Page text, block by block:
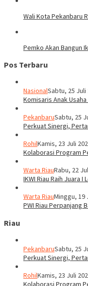
Wali Kota Pekanbaru
Pemko Akan Bangun
Pos Terbaru
NasionalSabtu, 25 Juli
Komisaris Anak
PekanbaruSabtu, 25
Perkuat Sinergi,
RohilKamis, 23 Juli
Kolaborasi Program
Warta RiauRabu, 22
IKWI Riau Raih Juara
Warta RiauMinggu, 19
PWI Riau Perpanjang
Riau
PekanbaruSabtu, 25
Perkuat Sinergi,
RohilKamis, 23 Juli
Kolaborasi Program